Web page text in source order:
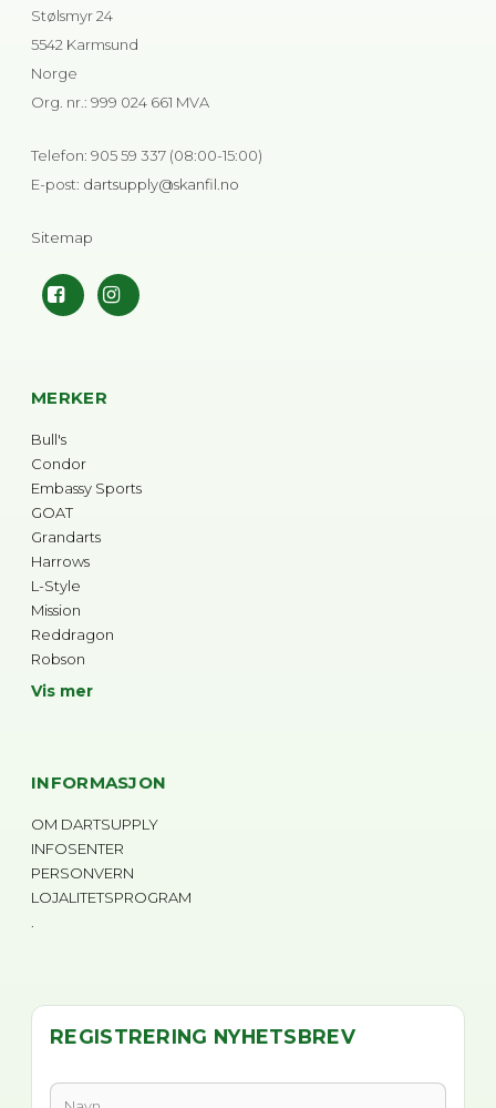
Stølsmyr 24
5542 Karmsund
Norge
Org. nr.: 999 024 661 MVA
Telefon: 905 59 337 (08:00-15:00)
E-post: dartsupply@skanfil.no
Sitemap
MERKER
Bull's
Condor
Embassy Sports
GOAT
Grandarts
Harrows
L-Style
Mission
Reddragon
Robson
Vis mer
INFORMASJON
OM DARTSUPPLY
INFOSENTER
PERSONVERN
LOJALITETSPROGRAM
.
REGISTRERING NYHETSBREV